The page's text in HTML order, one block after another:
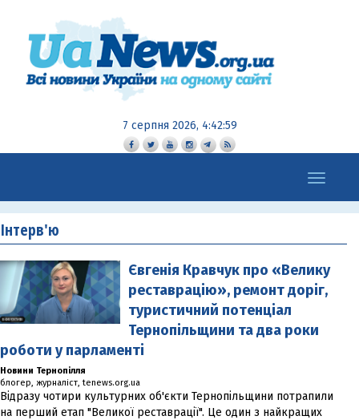
7 серпня 2026, 4:43:00
Toggle
navigation
Інтерв'ю
Євгенія Кравчук про «Велику
реставрацію», ремонт доріг,
туристичний потенціал
Тернопільщини та два роки
роботи у парламенті
Новини Тернопілля
блогер, журналіст, tenews.org.ua
Відразу чотири культурних об'єкти Тернопільщини потрапили
на перший етап "Великої реставрації". Це один з найкращих